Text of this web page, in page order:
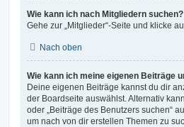
Wie kann ich nach Mitgliedern suchen?
Gehe zur „Mitglieder“-Seite und klicke
Nach oben
Wie kann ich meine eigenen Beiträge
Deine eigenen Beiträge kannst du dir
der Boardseite auswählst. Alternativ
oder „Beiträge des Benutzers suchen“
um nach von dir erstellen Themen zu